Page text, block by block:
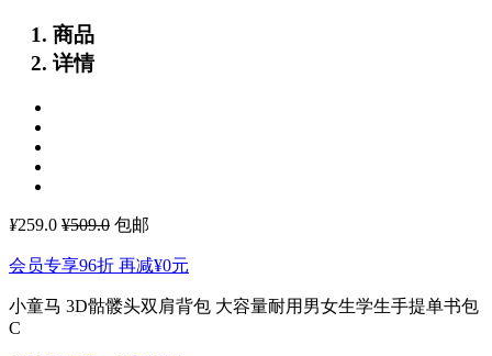
商品
详情
¥259.0 ¥509.0 包邮
会员专享96折 再减¥0元
小童马 3D骷髅头双肩背包 大容量耐用男女生学生手提单书包
C